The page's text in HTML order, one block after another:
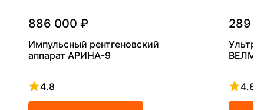
886 000 ₽
Импульсный рентгеновский
аппарат АРИНА-9
4.8
Рейтинг 4.8 из 5
289
4.8